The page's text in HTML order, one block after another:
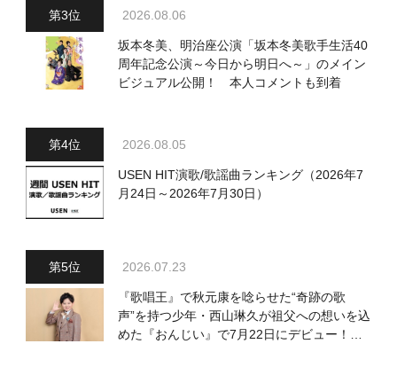
2026.08.06
坂本冬美、明治座公演「坂本冬美歌手生活40
周年記念公演～今日から明日へ～」のメイン
ビジュアル公開！ 本人コメントも到着
2026.08.05
USEN HIT演歌/歌謡曲ランキング（2026年7
月24日～2026年7月30日）
2026.07.23
『歌唱王』で秋元康を唸らせた“奇跡の歌
声”を持つ少年・西山琳久が祖父への想いを込
めた『おんじい』で7月22日にデビュー！